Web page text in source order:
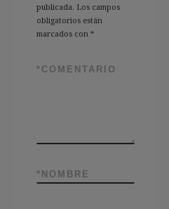
publicada. Los campos
obligatorios están
marcados con*
COMENTARIO
*
NOMBRE
*